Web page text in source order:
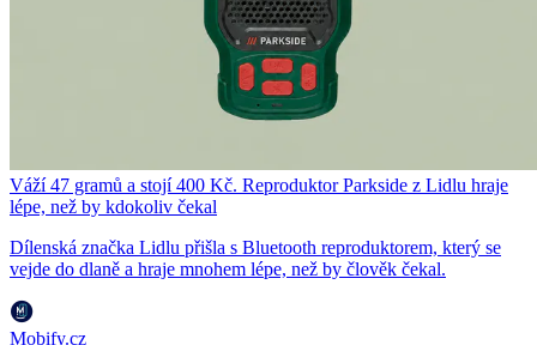
Váží 47 gramů a stojí 400 Kč. Reproduktor Parkside z Lidlu hraje
lépe, než by kdokoliv čekal
Dílenská značka Lidlu přišla s Bluetooth reproduktorem, který se
vejde do dlaně a hraje mnohem lépe, než by člověk čekal.
Mobify.cz